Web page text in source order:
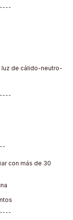
luz de cálido-neutro-
con más de 30